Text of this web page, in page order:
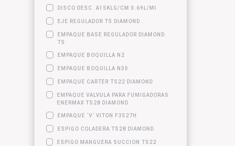
DISCO DESC. A15KLG/CM 0.69L/MI
EJE REGULADOR TS DIAMOND
EMPAQUE BASE REGULADOR DIAMOND
TS
EMPAQUE BOQUILLA N2
EMPAQUE BOQUILLA N30
EMPAQUE CARTER TS22 DIAMOND
EMPAQUE VALVULA PARA FUMIGADORAS
ENERMAX TS28 DIAMOND
EMPAQUE `V` VITON F3527H
ESPIGO COLADERA TS28 DIAMOND
ESPIGO MANGUERA SUCCION TS22